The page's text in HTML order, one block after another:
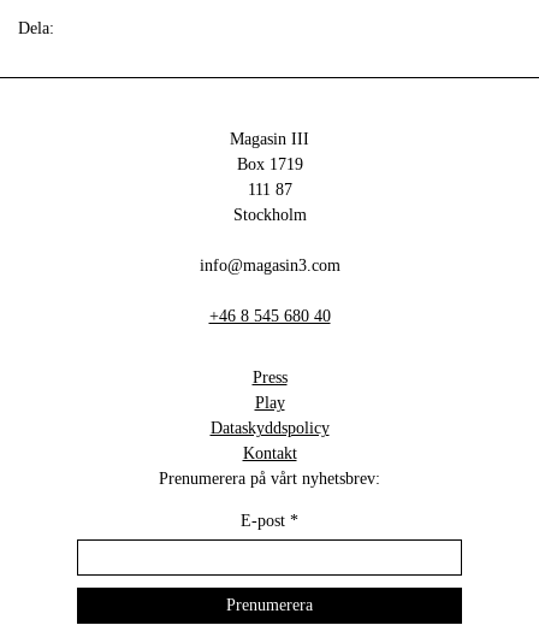
Dela:
Magasin III
Box 1719
111 87
Stockholm
info@magasin3.com
+46 8 545 680 40
Press
Play
Dataskyddspolicy
Kontakt
Prenumerera på vårt nyhetsbrev:
E-post *